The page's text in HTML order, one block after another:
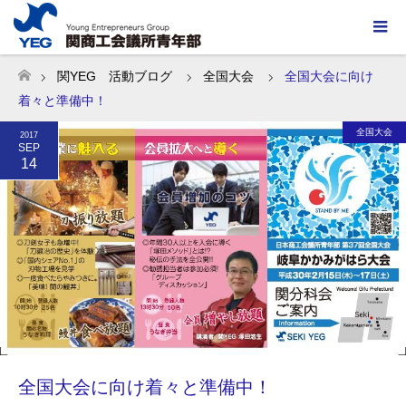
ホーム
関YEG 活動ブログ 全国大会
全国大会に向け
着々と準備中！
2017
SEP
14
全国大会
全国大会に向け着々と準備中！